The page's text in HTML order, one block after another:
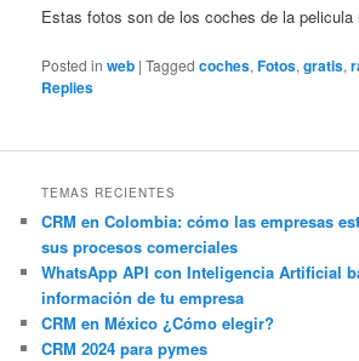
Estas fotos son de los coches de la pelicula
Posted in web |Tagged coches,Fotos,gratis,
Replies
TEMAS RECIENTES
CRM en Colombia: cómo las empresas
sus procesos comerciales
WhatsApp API con Inteligencia Artificial
información de tu empresa
CRM en México ¿Cómo elegir?
CRM 2024 para pymes